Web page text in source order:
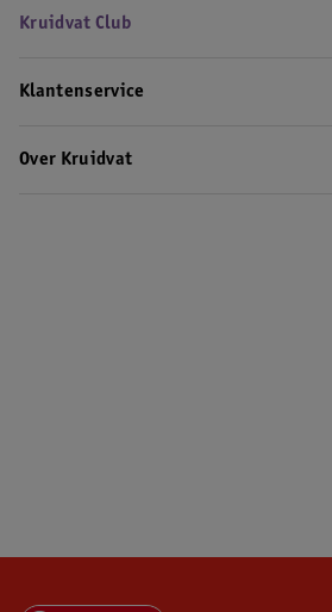
Kruidvat Club
Klantenservice
Over Kruidvat